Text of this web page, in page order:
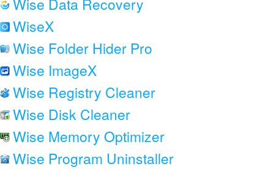
WiseX
Wise Folder Hider Pro
Wise ImageX
Wise Registry Cleaner
Wise Disk Cleaner
Wise Memory Optimizer
Wise Program Uninstaller